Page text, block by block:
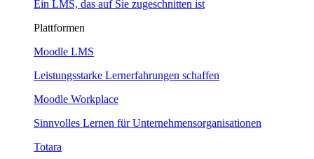
Ein LMS, das auf Sie zugeschnitten ist
Plattformen
Moodle LMS
Leistungsstarke Lernerfahrungen schaffen
Moodle Workplace
Sinnvolles Lernen für Unternehmensorganisationen
Totara